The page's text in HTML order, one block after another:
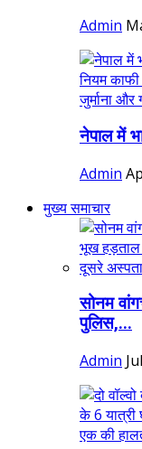
Admin
नेपाल में
Admin
मुख्य समाचार
सोनम
पुलिस,...
Admin